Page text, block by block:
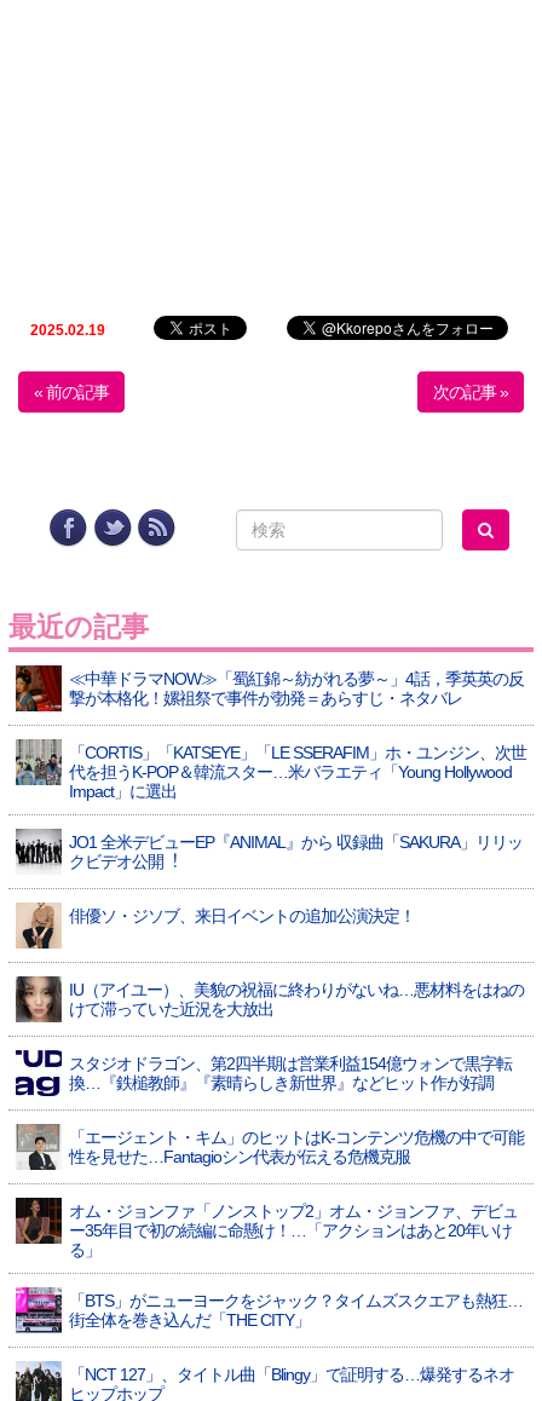
2025.02.19
« 前の記事 次の記事 »
最近の記事
≪中華ドラマNOW≫「蜀紅錦～紡がれる夢～」4話，季英英の反
撃が本格化！嫘祖祭で事件が勃発＝あらすじ・ネタバレ
「CORTIS」「KATSEYE」「LE SSERAFIM」ホ・ユンジン、次世
代を担うK-POP＆韓流スター…米バラエティ「Young Hollywood
Impact」に選出
JO1 全⽶デビューEP『ANIMAL』から 収録曲「SAKURA」リリッ
クビデオ公開︕
俳優ソ・ジソブ、来日イベントの追加公演決定！
IU（アイユー）、美貌の祝福に終わりがないね…悪材料をはねの
けて滞っていた近況を大放出
スタジオドラゴン、第2四半期は営業利益154億ウォンで黒字転
換…『鉄槌教師』『素晴らしき新世界』などヒット作が好調
「エージェント・キム」のヒットはK-コンテンツ危機の中で可能
性を見せた…Fantagioシン代表が伝える危機克服
オム・ジョンファ「ノンストップ2」オム・ジョンファ、デビュ
ー35年目で初の続編に命懸け！…「アクションはあと20年いけ
る」
「BTS」がニューヨークをジャック？タイムズスクエアも熱狂…
街全体を巻き込んだ「THE CITY」
「NCT 127」、タイトル曲「Blingy」で証明する…爆発するネオ
ヒップホップ